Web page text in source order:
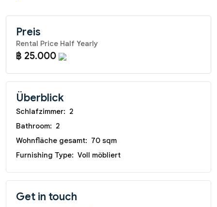
Preis
Rental Price Half Yearly
฿ 25.000
Überblick
Schlafzimmer: 2
Bathroom: 2
Wohnfläche gesamt: 70 sqm
Furnishing Type: Voll möbliert
Get in touch